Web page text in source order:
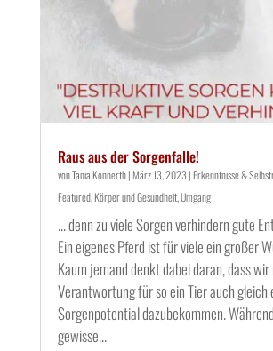
Raus aus der Sorgenfalle!
vonTania Konnerth|März 13, 2023 |Erkenntnisse &
Featured,Körper und Gesundheit,Umgang
... denn zu viele Sorgen verhindern gute
Ein eigenes Pferd ist für viele ein großer
Kaum jemand denkt dabei daran, dass
Verantwortung für so ein Tier auch gleich
Sorgenpotential dazubekommen.
gewisse...